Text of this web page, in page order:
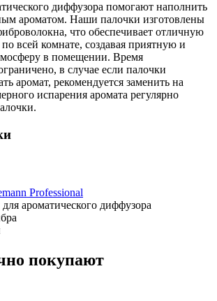
диффузора помогают наполнить
ароматом. Наши палочки изготовлены
что обеспечивает отличную
всей комнате, создавая приятную и
в помещении. Время
в случае если палочки
аромат, рекомендуется заменить на
испарения аромата регулярно
Professional
ароматического диффузора
покупают